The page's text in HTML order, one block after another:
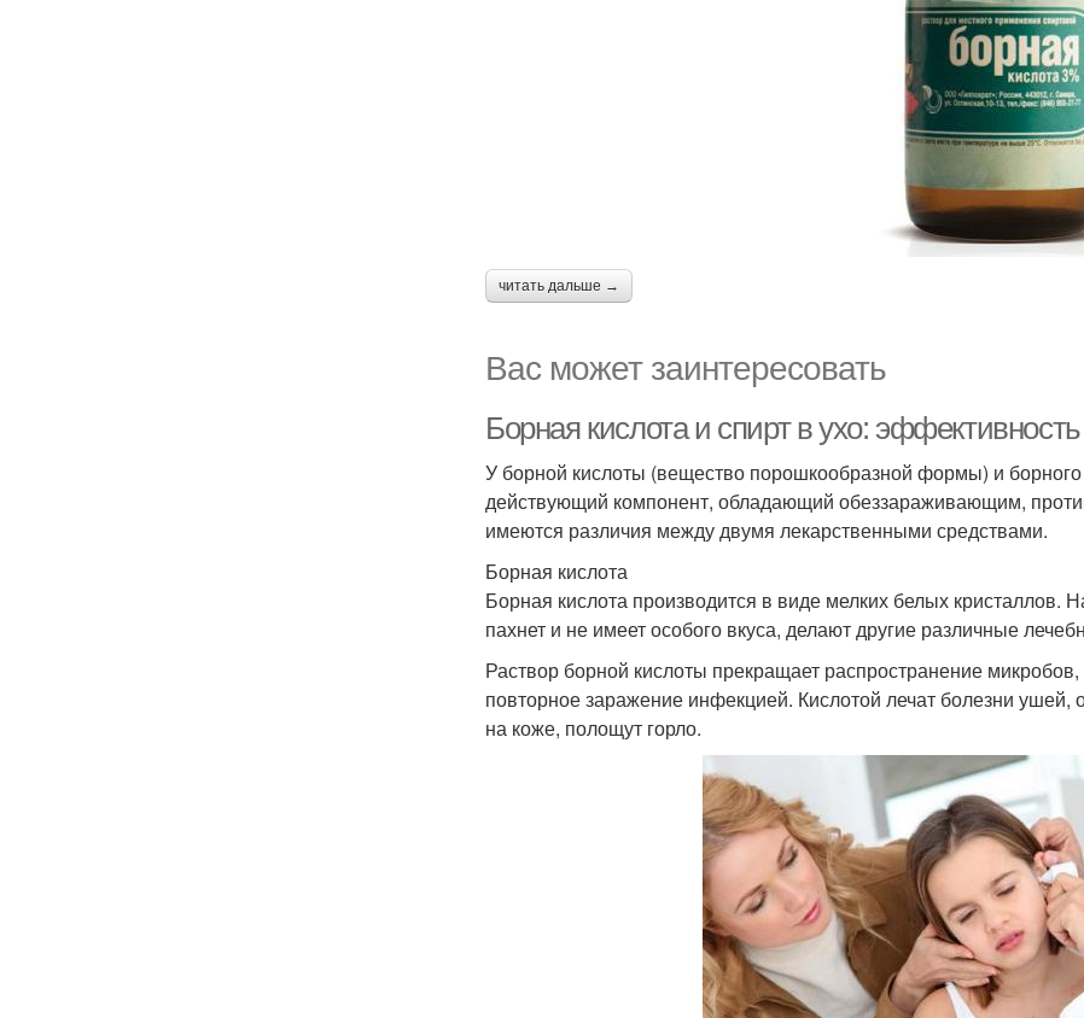
читать дальше →
Вас может заинтересовать
Борная кислота и спирт в ухо:
У борной кислоты (вещество порошкообразной формы) и
действующий компонент, обладающий обеззараживающим,
имеются различия между двумя лекарственными средствами.
Борная кислота
Борная кислота производится в виде мелких белых кристаллов.
пахнет и не имеет особого вкуса, делают другие различные
Раствор борной кислоты прекращает распространение
повторное заражение инфекцией. Кислотой лечат болезни
на коже, полощут горло.